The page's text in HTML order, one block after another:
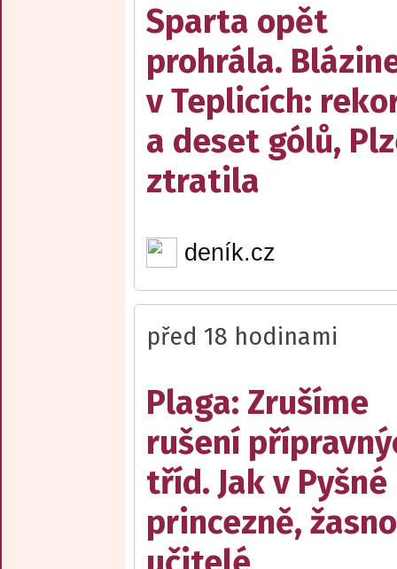
Sparta opět
prohrála.
v Teplicích:
a deset gólů,
ztratila
deník.cz
před 18 hodinami
Plaga: Zrušíme
rušení
tříd. Jak v Pyšné
princezně,